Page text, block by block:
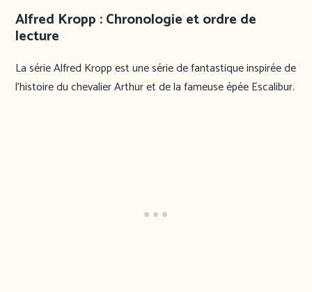
Alfred Kropp : Chronologie et ordre de
lecture
La série Alfred Kropp est une série de fantastique inspirée de
l’histoire du chevalier Arthur et de la fameuse épée Escalibur.